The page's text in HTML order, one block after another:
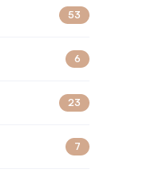
53
6
23
7